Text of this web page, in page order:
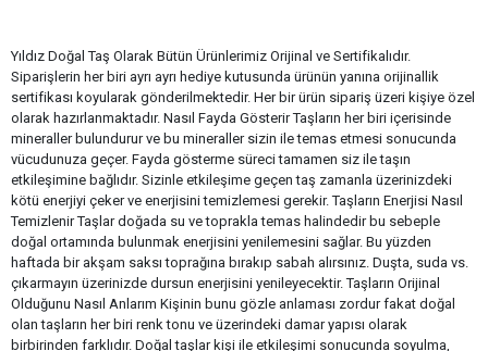
Yıldız Doğal Taş Olarak Bütün Ürünlerimiz Orijinal ve Sertifikalıdır.
Siparişlerin her biri ayrı ayrı hediye kutusunda ürünün yanına orijinallik
sertifikası koyularak gönderilmektedir. Her bir ürün sipariş üzeri kişiye özel
olarak hazırlanmaktadır. Nasıl Fayda Gösterir Taşların her biri içerisinde
mineraller bulundurur ve bu mineraller sizin ile temas etmesi sonucunda
vücudunuza geçer. Fayda gösterme süreci tamamen siz ile taşın
etkileşimine bağlıdır. Sizinle etkileşime geçen taş zamanla üzerinizdeki
kötü enerjiyi çeker ve enerjisini temizlemesi gerekir. Taşların Enerjisi Nasıl
Temizlenir Taşlar doğada su ve toprakla temas halindedir bu sebeple
doğal ortamında bulunmak enerjisini yenilemesini sağlar. Bu yüzden
haftada bir akşam saksı toprağına bırakıp sabah alırsınız. Duşta, suda vs.
çıkarmayın üzerinizde dursun enerjisini yenileyecektir. Taşların Orijinal
Olduğunu Nasıl Anlarım Kişinin bunu gözle anlaması zordur fakat doğal
olan taşların her biri renk tonu ve üzerindeki damar yapısı olarak
birbirinden farklıdır. Doğal taşlar kişi ile etkileşimi sonucunda soyulma,